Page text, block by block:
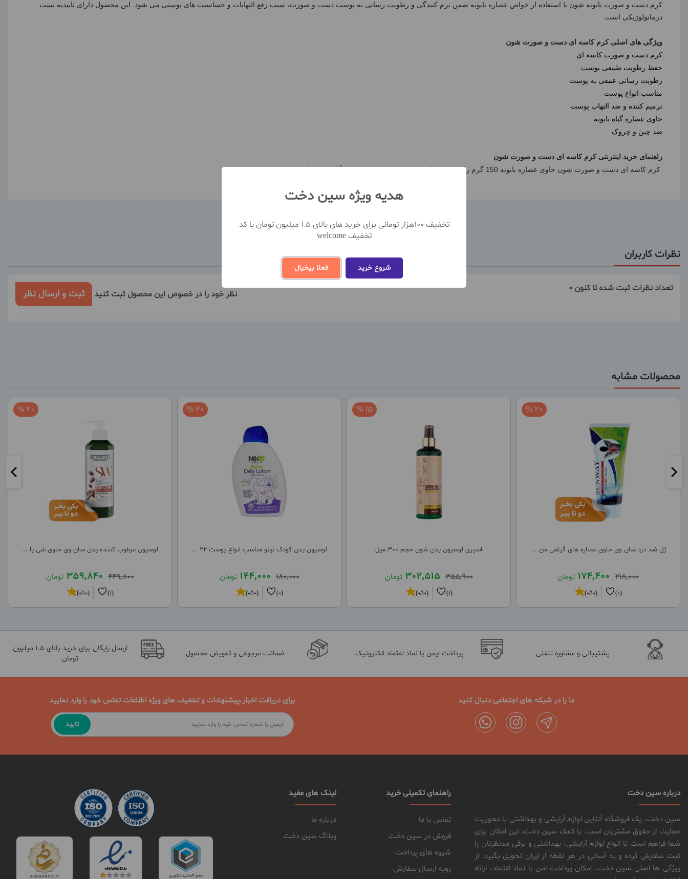
کرم دست و صورت بابونه شون با استفاده از خواص عصاره بابونه ضمن نرم کنندگی و رطوبت رسانی به پوست دست و صورت، سبب رفع التهابات و حساسیت های پوستی می شود. این محصول دارای تاییدیه تست
درماتولوژیکی است.
ویژگی های اصلی کرم کاسه ای دست و صورت شون
کرم دست و صورت کاسه ای
حفظ رطوبت طبیعی پوست
رطوبت رسانی عمقی به پوست
مناسب انواع پوست
ترمیم کننده و ضد التهاب پوست
حاوی عصاره گیاه بابونه
ضد چین و چروک
راهنمای خرید اینترنتی کرم کاسه ای دست و صورت شون
کرم کاسه ای دست و صورت شون حاوی عصاره بابونه 150 گرم را می توانید از سایت سین دخت به صورت آنلاین خریداری نمایید.
نظرات کاربران
تعداد نظرات ثبت شده تا کنون 0
نظر خود را در خصوص این محصول ثبت کنید ثبت و ارسال نظر
محصولات مشابه
لوسیون مرطوب کننده بدن سان وی حاوی شی با ...
449,800
359,840 تومان
20 %
(1)
(0/10)
لوسیون بدن کودک نینو مناسب انواع پوست 22 ...
180,000
144,000 تومان
20 %
(0)
(0/10)
اسپری لوسیون بدن شون حجم 300 میل
355,900
302,515 تومان
15 %
(1)
(0/10)
ژل ضد درد سان وی حاوی عصاره های گیاهی من ...
218,000
174,400 تومان
20 %
(0)
(0/10)
پشتیبانی و مشاوره تلفنی پرداخت ایمن با نماد اعتماد الکترونیک ضمانت مرجوعی و تعویض محصول
ارسال رایگان برای خرید بالای 1.5 میلیون
تومان
ما را در شبکه های اجتماعی دنبال کنید برای دریافت اخبار،پیشنهادات و تخفیف های ویژه اطلاعات تماس خود را وارد نمایید
تایید
درباره سین دخت
سین دخت، یک فروشگاه آنلاین لوازم آرایشی و بهداشتی با محوریت
حمایت از حقوق مشتریان است. با کمک سین دخت، این امکان برای
شما فراهم است تا انواع لوازم آرایشی، بهداشتی و برقی مدنظرتان را
ثبت سفارش کرده و به آسانی در هر نقطه از ایران تحویل بگیرد. از
ویژگی ها اصلی سین دخت، امکان پرداخت امن با نماد اعتماد، ارائه
راهنمای تکمیلی خرید
تماس با ما
فروش در سین دخت
شیوه های پرداخت
رویه ارسال سفارش
لینک های مفید
درباره ما
وبلاگ سین دخت
هدیه ویژه سین دخت
تخفیف 100هزار تومانی برای خرید های بالای 1.5 میلیون تومان با کد
تخفیف welcome
شروع خرید فعلا بیخیال